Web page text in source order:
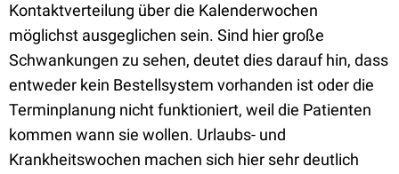
Kontaktverteilung über die Kalenderwochen
möglichst ausgeglichen sein. Sind hier große
Schwankungen zu sehen, deutet dies darauf hin, dass
entweder kein Bestellsystem vorhanden ist oder die
Terminplanung nicht funktioniert, weil die Patienten
kommen wann sie wollen. Urlaubs- und
Krankheitswochen machen sich hier sehr deutlich